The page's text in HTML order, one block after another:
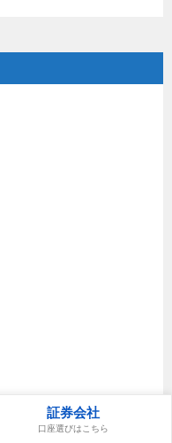
証券会社
口座選びはこちら